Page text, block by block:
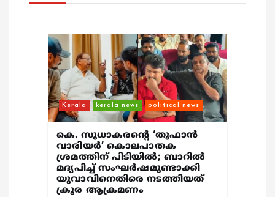
Kerala kerala news political news
കെ. സുധാകരന്റെ ‘തൂഫാൻ
വാരിയർ’ കൊലപാതക
ശ്രമത്തിന് പിടിയിൽ; ബാറില്‍
മദ്യപിച്ച് സംഘര്‍ഷമുണ്ടാക്കി
യുവാവിനെതിരെ നടത്തിയത്
ക്രൂര ആക്രമണം